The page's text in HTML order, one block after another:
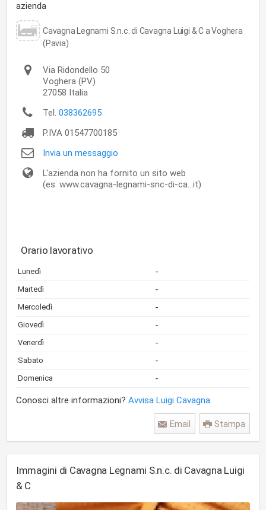
azienda
Cavagna Legnami S.n.c. di Cavagna Luigi & C a Voghera
(Pavia)
Via Ridondello 50
Voghera (PV)
27058 Italia
Tel. 038362695
P.IVA 01547700185
Invia un messaggio
L'azienda non ha fornito un sito web
(es. www.cavagna-legnami-snc-di-ca...it)
Orario lavorativo
Lunedì -
Martedì -
Mercoledì -
Giovedì -
Venerdì -
Sabato -
Domenica -
Conosci altre informazioni? Avvisa Luigi Cavagna
Stampa
Email
Immagini di Cavagna Legnami S.n.c. di Cavagna Luigi
& C